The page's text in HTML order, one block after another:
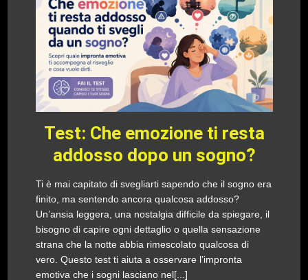
Test: Che emozione ti resta
addosso dopo un sogno?
Ti è mai capitato di svegliarti sapendo che il sogno era
finito, ma sentendo ancora qualcosa addosso?
Un’ansia leggera, una nostalgia difficile da spiegare, il
bisogno di capire ogni dettaglio o quella sensazione
strana che la notte abbia rimescolato qualcosa di
vero. Questo test ti aiuta a osservare l’impronta
emotiva che i sogni lasciano nel[...]